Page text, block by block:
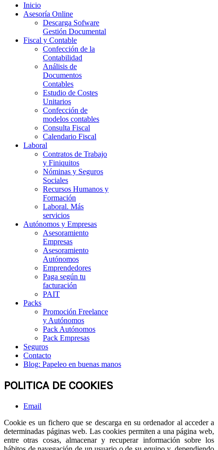
Inicio
Asesoría Online
Descarga Sofware
Gestión Documental
Fiscal y Contable
Confección de la
Contabilidad
Análisis de
Documentos
Contables
Estudio de Costes
Unitarios
Confección de
modelos contables
Consulta Fiscal
Calendario Fiscal
Laboral
Contratos de Trabajo
y Finiquitos
Nóminas y Seguros
Sociales
Recursos Humanos y
Formación
Laboral. Más
servicios
Autónomos y Empresas
Asesoramiento
Empresas
Asesoramiento
Autónomos
Emprendedores
Paga según tu
facturación
PAIT
Packs
Promoción Freelance
y Autónomos
Pack Autónomos
Pack Empresas
Seguros
Contacto
Blog: Papeleo en buenas manos
POLITICA DE COOKIES
Email
Cookie es un fichero que se descarga en su ordenador al acceder a
determinadas páginas web. Las cookies permiten a una página web,
entre otras cosas, almacenar y recuperar información sobre los